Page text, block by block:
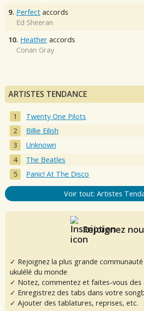
9. Perfect accords
Ed Sheeran
10. Heather accords
Conan Gray
ARTISTES TENDANCE
Twenty One Pilots
Billie Eilish
Unknown
The Beatles
Panic! At The Disco
Voir tout: Artistes
Rejoignez
✓ Rejoignez la plus grande
ukulélé du monde
✓ Notez, commentez et faites-vous des
✓ Enregistrez des tabs dans votre
✓ Ajouter des tablatures, reprises, etc.